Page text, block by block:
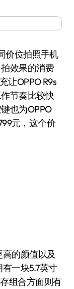
价位拍照手机
效果的消费
让OPPO R9s
节奏比较快
也为OPPO
元，这个价
的颜值以及
一块5.7英寸
组合方面则有